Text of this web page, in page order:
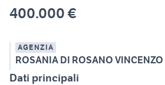
400.000 €
AGENZIA
ROSANIA DI ROSANO VINCENZO
Dati principali